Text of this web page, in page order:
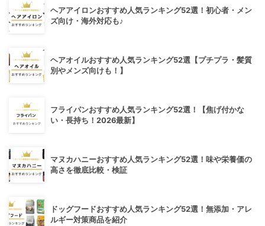
ヘアアイロンおすすめ人気ランキング52選！初心者・メン
ズ向け・海外対応も♪
ヘアオイルおすすめ人気ランキング52選【プチプラ・髪質
別やメンズ向けも！】
フライパンおすすめ人気ランキング52選！【焦げ付かな
い・長持ち！2026最新】
マヌカハニーおすすめ人気ランキング52選！味や栄養価の
高さを徹底比較・検証
ドッグフードおすすめ人気ランキング52選！無添加・アレ
ルギー対策商品を紹介